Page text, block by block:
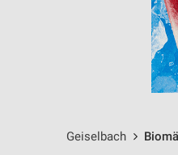
Geiselbach